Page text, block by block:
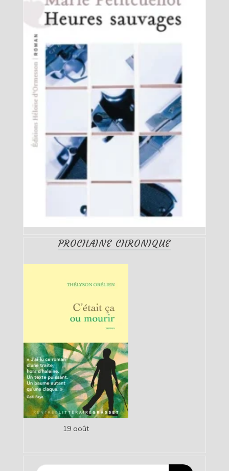
PROCHAINE CHRONIQUE
19 août